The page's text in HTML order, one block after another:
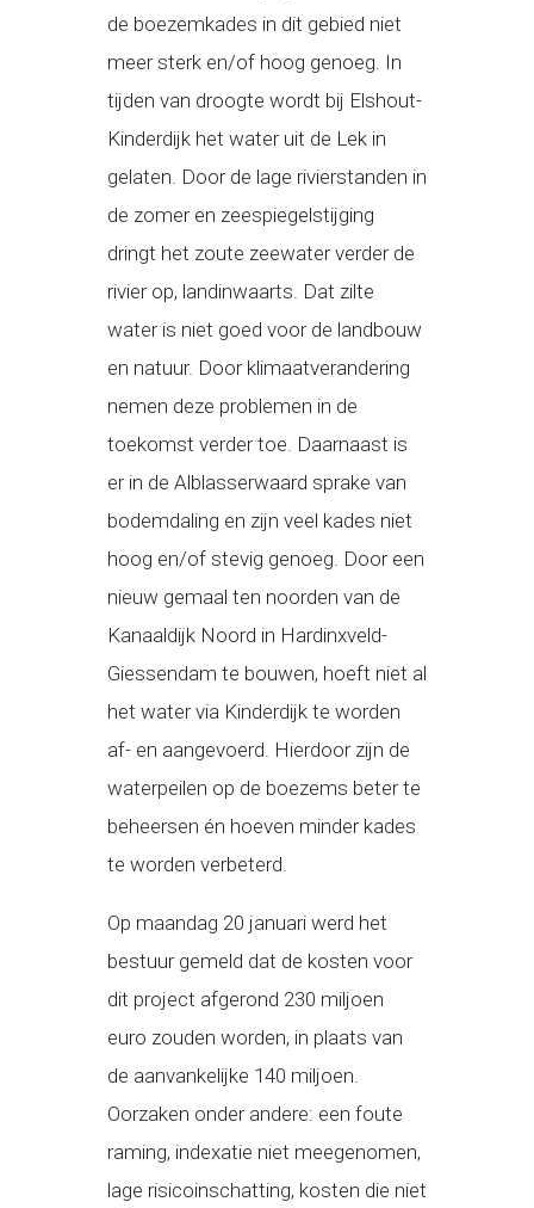
de boezemkades in dit gebied niet
meer sterk en/of hoog genoeg. In
tijden van droogte wordt bij Elshout-
Kinderdijk het water uit de Lek in
gelaten. Door de lage rivierstanden in
de zomer en zeespiegelstijging
dringt het zoute zeewater verder de
rivier op, landinwaarts. Dat zilte
water is niet goed voor de landbouw
en natuur. Door klimaatverandering
nemen deze problemen in de
toekomst verder toe. Daarnaast is
er in de Alblasserwaard sprake van
bodemdaling en zijn veel kades niet
hoog en/of stevig genoeg. Door een
nieuw gemaal ten noorden van de
Kanaaldijk Noord in Hardinxveld-
Giessendam te bouwen, hoeft niet al
het water via Kinderdijk te worden
af- en aangevoerd. Hierdoor zijn de
waterpeilen op de boezems beter te
beheersen én hoeven minder kades
te worden verbeterd.
Op maandag 20 januari werd het
bestuur gemeld dat de kosten voor
dit project afgerond 230 miljoen
euro zouden worden, in plaats van
de aanvankelijke 140 miljoen.
Oorzaken onder andere: een foute
raming, indexatie niet meegenomen,
lage risicoinschatting, kosten die niet